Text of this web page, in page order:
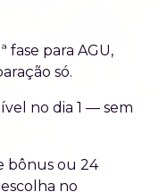
fase para AGU,
só.
no dia 1 — sem
bônus ou 24
no